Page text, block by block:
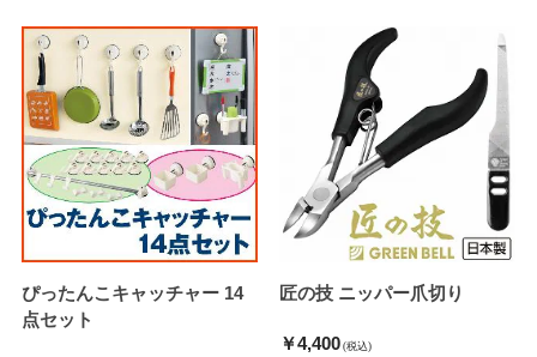
ぴったんこキャッチャー 14
点セット
匠の技 ニッパー爪切り
￥4,400 (税込)